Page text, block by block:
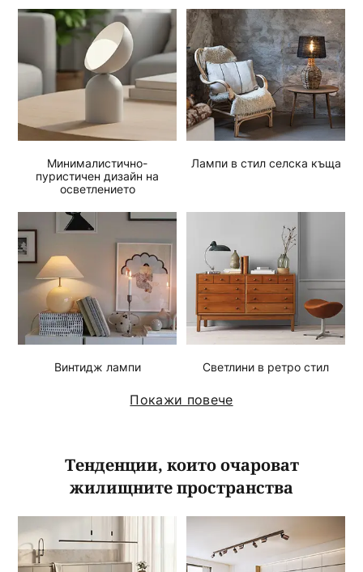
Минималистично-
пуристичен дизайн на
осветлението
Лампи в стил селска къща
Винтидж лампи Светлини в ретро стил
Покажи повече
Тенденции, които очароват
жилищните пространства